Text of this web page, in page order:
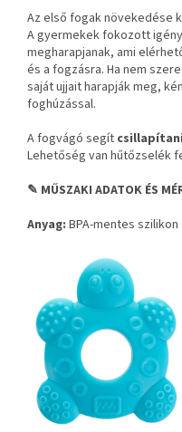
Az első fogak növekedése
A gyermekek fokozott
megharapjanak, ami
és a fogzásra. Ha nem
saját ujjait harapják meg,
foghúzással.
A fogvágó segít
Lehetőség van hűtőzselék
✎ MŰSZAKI ADATOK ÉS
Anyag: BPA-mentes szilikon